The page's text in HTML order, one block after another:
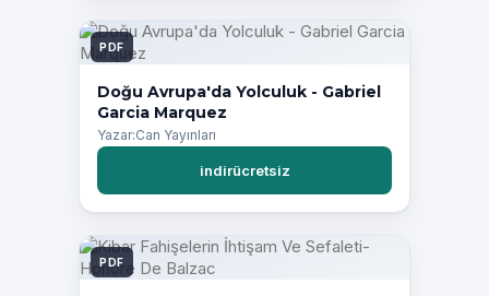
PDF
Doğu Avrupa'da Yolculuk - Gabriel
Garcia Marquez
Yazar:Can Yayınları
indirücretsiz
PDF